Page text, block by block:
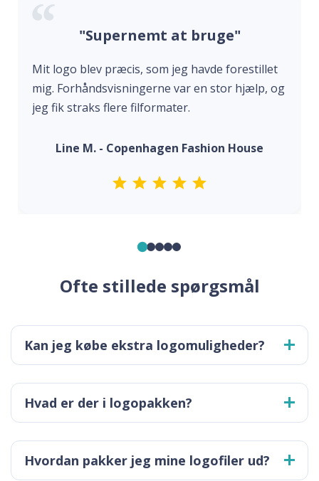
"Supernemt at bruge"
Mit logo blev præcis, som jeg havde forestillet
mig. Forhåndsvisningerne var en stor hjælp, og
jeg fik straks flere filformater.
Line M. - Copenhagen Fashion House
Ofte stillede spørgsmål
Kan jeg købe ekstra logomuligheder?
Hvad er der i logopakken?
Hvordan pakker jeg mine logofiler ud?